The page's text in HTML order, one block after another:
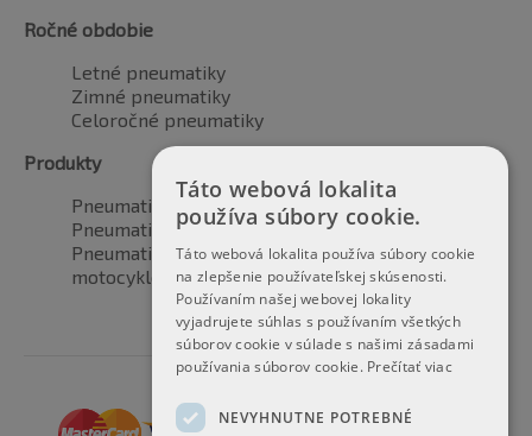
Ročné obdobie
Letné pneumatiky
Zimné pneumatiky
Celoročné pneumatiky
Produkty
Pneumatiky pre automobily
Pneumatiky pre SUV / 4x4
Pneumatiky pre dodávku
motocyklové pneumatiky
Táto webová lokalita
používa súbory cookie.
Táto webová lokalita používa súbory cookie
na zlepšenie používateľskej skúsenosti.
Používaním našej webovej lokality
vyjadrujete súhlas s používaním všetkých
súborov cookie v súlade s našimi zásadami
používania súborov cookie. Prečítať viac
NEVYHNUTNE POTREBNÉ